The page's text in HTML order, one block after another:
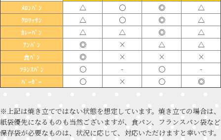
ﾒﾛﾝﾊﾟﾝ △ 〇 ◎ △
ｸﾛﾜｯｻﾝ △ 〇 ◎ △
ｶﾚｰﾊﾟﾝ △ △ ◎ △
ｱﾝﾊﾟﾝ ◎ × △ △
食ﾊﾟﾝ ◎ × × ×
ﾌﾗﾝｽﾊﾟﾝ 〇 - 〇 -
ﾊﾞｰｶﾞｰ 〇 × 〇 ◎
※上記は焼き立てではない状態を想定しています。焼き立ての場合は、
紙袋優先になるものも当然ございますが、食パン、フランスパン袋など
保存袋が必要なものは、状況に応じて、対応いただけますと幸いです。